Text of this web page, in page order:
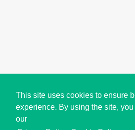
This site uses cookies to ensure
experience. By using the site,
our